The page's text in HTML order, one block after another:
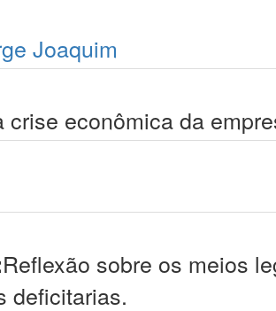
Joaquim
crise econômica da
Reflexão sobre os meios
deficitarias.